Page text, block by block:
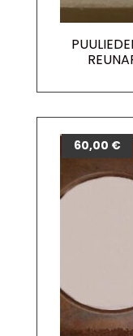
60,00 €